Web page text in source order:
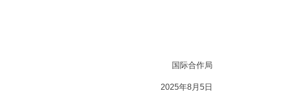
国际合作局
2025年8月5日